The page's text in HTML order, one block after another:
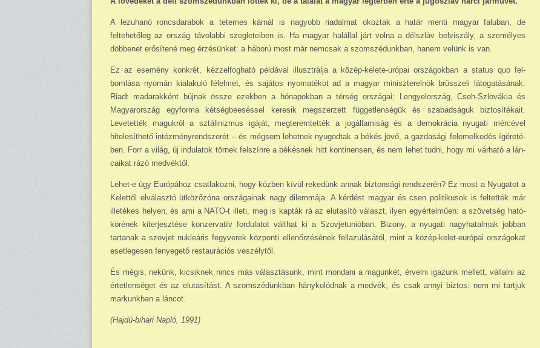
A lezuha­nó roncsdarabok a tetemes kárnál is nagyobb riadalmat okoztak a határ men­ti magyar faluban, de
feltehetőleg az or­szág távolabbi szegleteiben is. Ha ma­gyar halállal járt volna a délszláv belviszály, a személyes
döbbenet erősítené meg érzésünket: a háború most már nemcsak a szomszédunkban, hanem ve­lünk is van.
Ez az esemény konkrét, kézzelfog­ható példával illusztrálja a közép-kelet­e-urópai orszá­gokban a status quo fel­
bomlása nyomán kialakuló félelmet, és sajátos nyomatékot ad a magyar minisz­terelnök brüsszeli látogatásának.
Riadt madarakként bújnak össze ezekben a hó­napokban a térség országai; Lengyel­ország, Cseh-Szlovákia és
Magyarország egyforma kétségbeeséssel keresik meg­szerzett függetlenségük és szabadságuk biztosítékait.
Levetették magukról a sztá­linizmus igáját, megteremtették a jogálla­miság és a demokrácia nyugati mér­cével
hitelesíthető intézményrendszerét – és mégsem lehetnek nyugodtak a békés jövő, a gazdasági felemelkedés ígéreté­
ben. Forr a világ, új indulatok törnek fel­színre a békésnek hitt kontinensen, és nem lehet tudni, hogy mi várható a lán­
caikat rázó medvéktől.
Lehet-e úgy Európához csatlakozni, hogy közben kívül rekedünk annak biz­tonsági rend­szerén? Ez most a Nyuga­tot a
Kelettől elválasztó ütközőzóna or­szágainak nagy dilemmája. A kérdést magyar és csen politikusok is feltették már
illetékes helyen, és ami a NATO-t il­leti, meg is kapták rá az elutasító választ, ilyen egyértelműen: a szövetség ható­
körének kiter­jesztése konzervatív fordu­latot válthat ki a Szovjetunióban. Bizony, a nyugati nagyhatalmak jobban
tartanak a szovjet nukleáris fegyverek központi el­lenőrzésének fellazulásától, mint a közép-­kelet-európai országokat
esetlegesen fenyegető restaurációs veszélytől.
És mégis, nekünk, kicsiknek nincs más választásunk, mint mondani a ma­gunkét, érvelni igazunk mellett, vállalni az
értetlenséget és az elutasítást. A szom­szédunkban hánykolódnak a medvék, és csak annyi biztos: nem mi tartjuk
markunkban a láncot.
(Hajdú-bihari Napló, 1991)